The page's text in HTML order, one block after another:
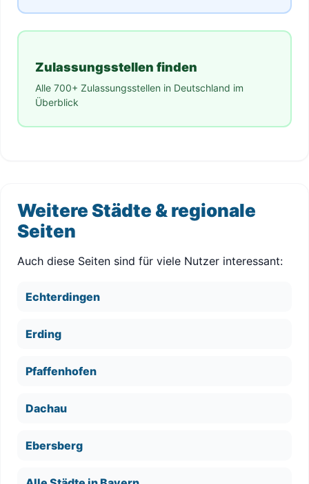
Zulassungsstellen finden
Alle 700+ Zulassungsstellen in Deutschland im
Überblick
Weitere Städte & regionale
Seiten
Auch diese Seiten sind für viele Nutzer interessant:
Echterdingen
Erding
Pfaffenhofen
Dachau
Ebersberg